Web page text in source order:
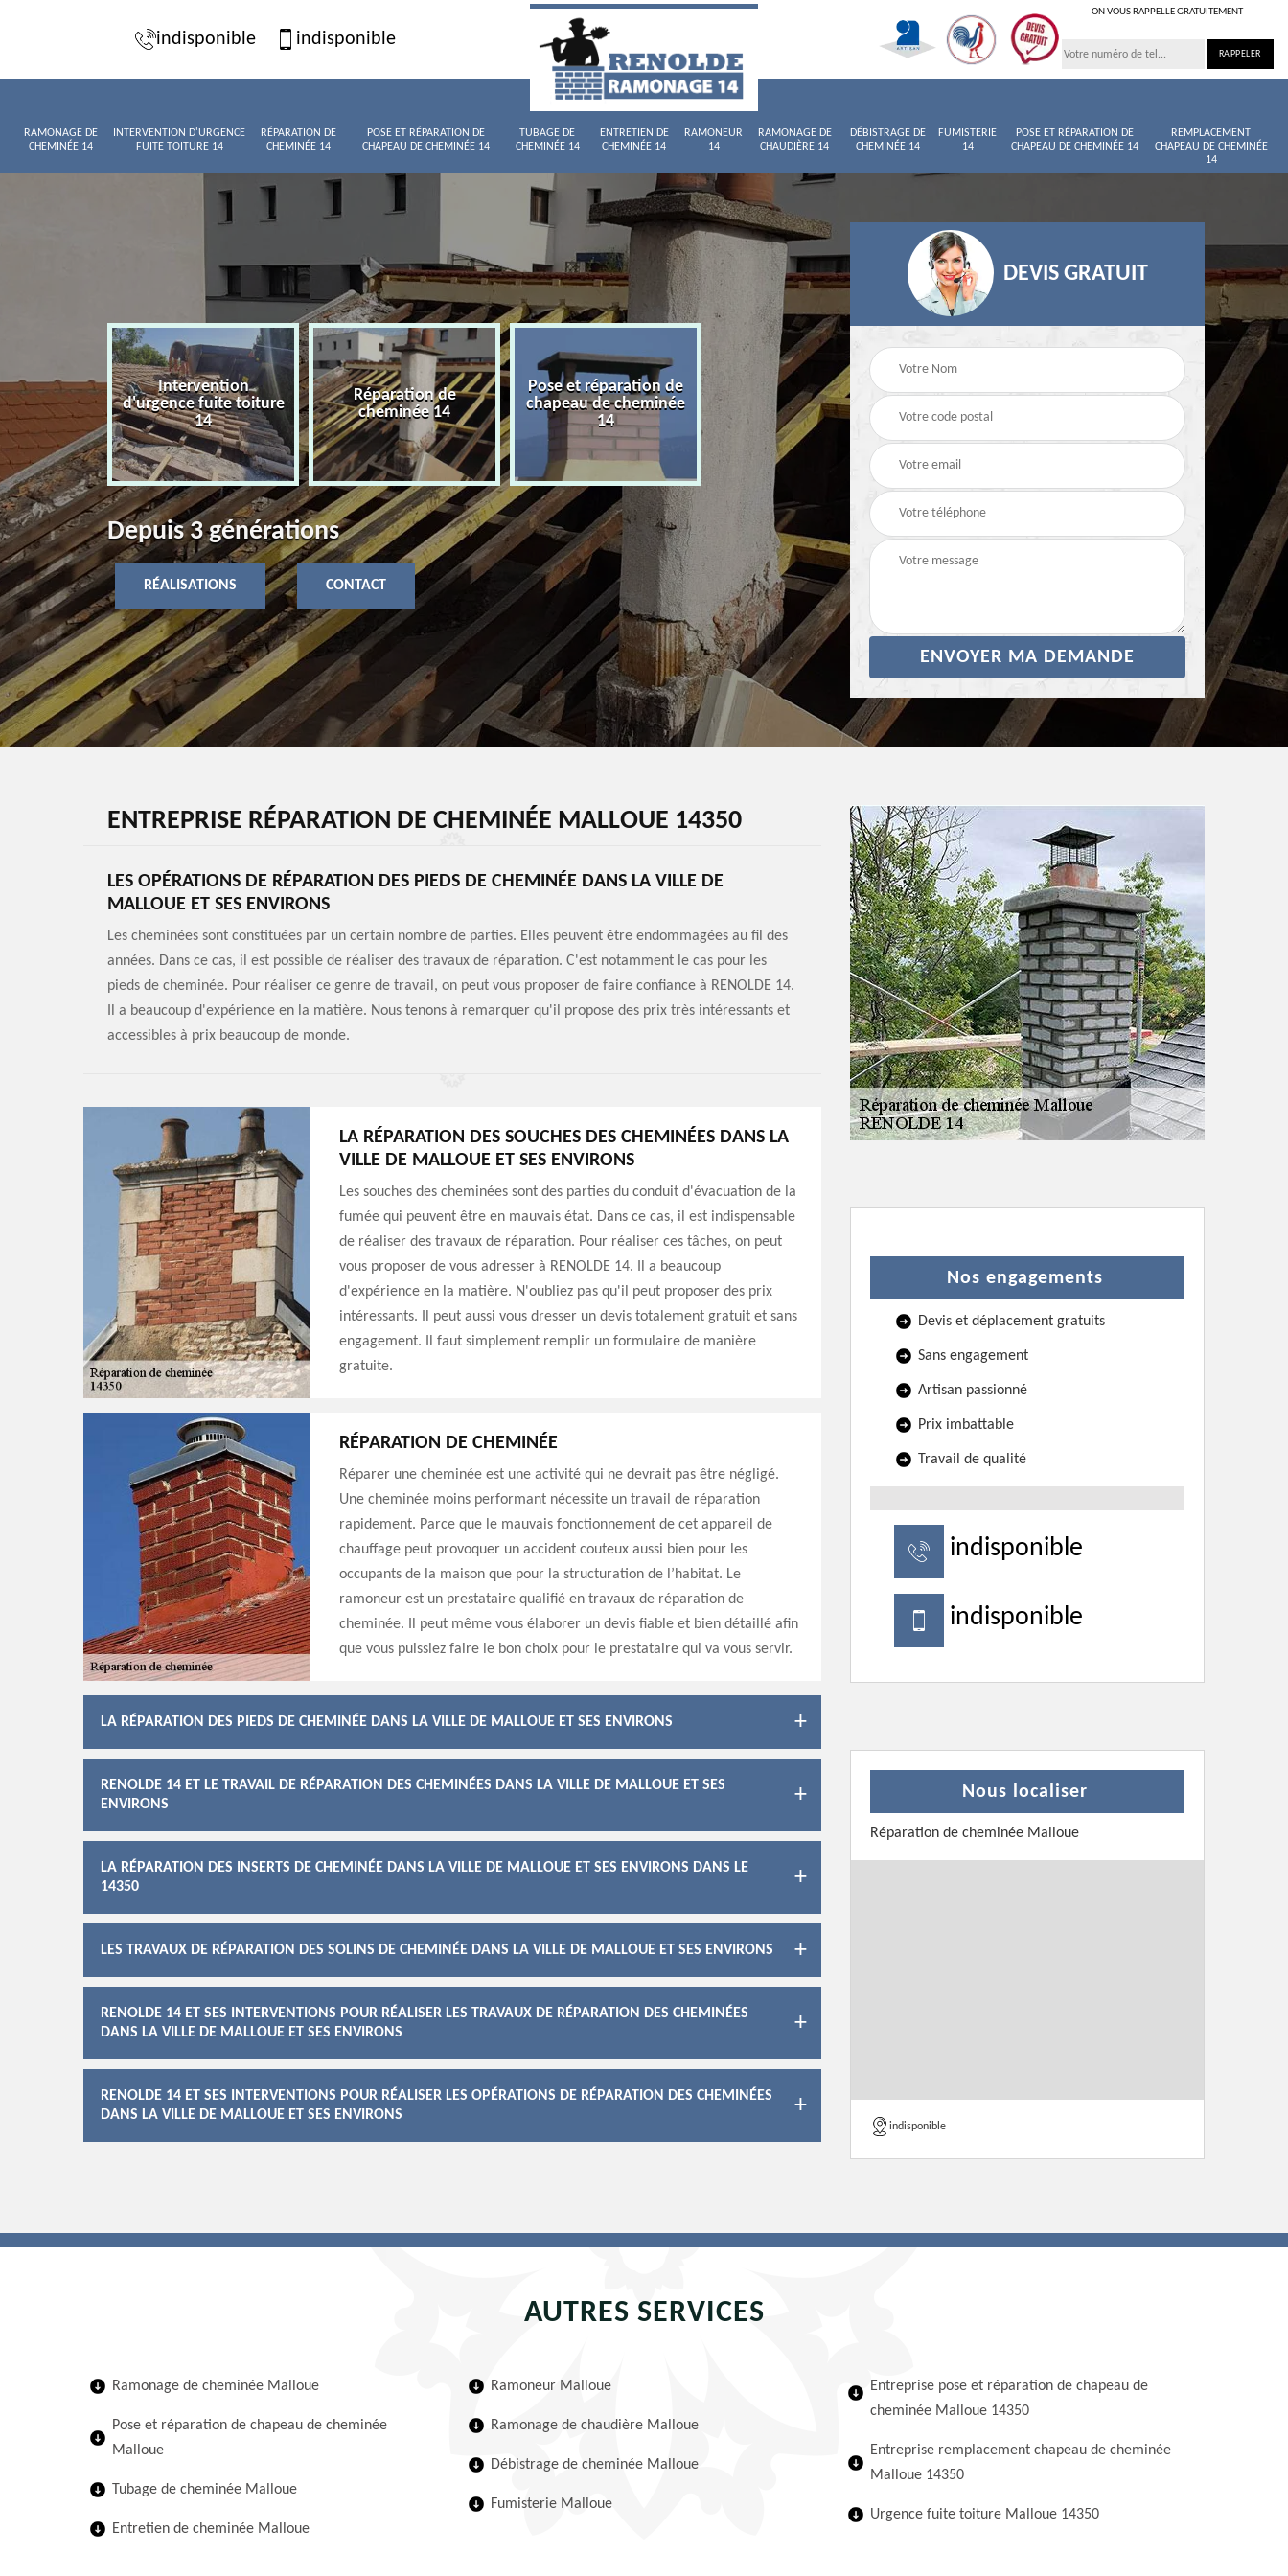
indisponible indisponible
ON VOUS RAPPELLE GRATUITEMENT
RAMONAGE DE
CHEMINÉE 14
INTERVENTION D'URGENCE
FUITE TOITURE 14
RÉPARATION DE
CHEMINÉE 14
POSE ET RÉPARATION DE
CHAPEAU DE CHEMINÉE 14
TUBAGE DE
CHEMINÉE 14
ENTRETIEN DE
CHEMINÉE 14
RAMONEUR
14
RAMONAGE DE
CHAUDIÈRE 14
DÉBISTRAGE DE
CHEMINÉE 14
FUMISTERIE
14
POSE ET RÉPARATION DE
CHAPEAU DE CHEMINÉE 14
REMPLACEMENT
CHAPEAU DE CHEMINÉE
14
de
14
Intervention
d'urgence fuite toiture
14
Réparation de
cheminée 14
Pose et réparation de
chapeau de cheminée
14
Tubage de cheminée
14
Entretien de cheminée
Ramoneur 14
Depuis 3 générations
RÉALISATIONS CONTACT
DEVIS GRATUIT
ENTREPRISE RÉPARATION DE CHEMINÉE MALLOUE 14350
LES OPÉRATIONS DE RÉPARATION DES PIEDS DE CHEMINÉE DANS LA VILLE DE
MALLOUE ET SES ENVIRONS
Les cheminées sont constituées par un certain nombre de parties. Elles peuvent être endommagées au fil des
années. Dans ce cas, il est possible de réaliser des travaux de réparation. C'est notamment le cas pour les
pieds de cheminée. Pour réaliser ce genre de travail, on peut vous proposer de faire confiance à RENOLDE 14.
Il a beaucoup d'expérience en la matière. Nous tenons à remarquer qu'il propose des prix très intéressants et
accessibles à prix beaucoup de monde.
LA RÉPARATION DES SOUCHES DES CHEMINÉES DANS LA
VILLE DE MALLOUE ET SES ENVIRONS
Les souches des cheminées sont des parties du conduit d'évacuation de la
fumée qui peuvent être en mauvais état. Dans ce cas, il est indispensable
de réaliser des travaux de réparation. Pour réaliser ces tâches, on peut
vous proposer de vous adresser à RENOLDE 14. Il a beaucoup
d'expérience en la matière. N'oubliez pas qu'il peut proposer des prix
intéressants. Il peut aussi vous dresser un devis totalement gratuit et sans
engagement. Il faut simplement remplir un formulaire de manière
gratuite.
RÉPARATION DE CHEMINÉE
Réparer une cheminée est une activité qui ne devrait pas être négligé.
Une cheminée moins performant nécessite un travail de réparation
rapidement. Parce que le mauvais fonctionnement de cet appareil de
chauffage peut provoquer un accident couteux aussi bien pour les
occupants de la maison que pour la structuration de l’habitat. Le
ramoneur est un prestataire qualifié en travaux de réparation de
cheminée. Il peut même vous élaborer un devis fiable et bien détaillé afin
que vous puissiez faire le bon choix pour le prestataire qui va vous servir.
LA RÉPARATION DES PIEDS DE CHEMINÉE DANS LA VILLE DE MALLOUE ET SES ENVIRONS
RENOLDE 14 ET LE TRAVAIL DE RÉPARATION DES CHEMINÉES DANS LA VILLE DE MALLOUE ET SES
ENVIRONS
LA RÉPARATION DES INSERTS DE CHEMINÉE DANS LA VILLE DE MALLOUE ET SES ENVIRONS DANS LE
14350
LES TRAVAUX DE RÉPARATION DES SOLINS DE CHEMINÉE DANS LA VILLE DE MALLOUE ET SES ENVIRONS
RENOLDE 14 ET SES INTERVENTIONS POUR RÉALISER LES TRAVAUX DE RÉPARATION DES CHEMINÉES
DANS LA VILLE DE MALLOUE ET SES ENVIRONS
RENOLDE 14 ET SES INTERVENTIONS POUR RÉALISER LES OPÉRATIONS DE RÉPARATION DES CHEMINÉES
DANS LA VILLE DE MALLOUE ET SES ENVIRONS
Nos engagements
Devis et déplacement gratuits
Sans engagement
Artisan passionné
Prix imbattable
Travail de qualité
indisponible
indisponible
Nous localiser
Réparation de cheminée Malloue
indisponible
AUTRES SERVICES
Ramonage de cheminée Malloue
Pose et réparation de chapeau de cheminée
Malloue
Tubage de cheminée Malloue
Entretien de cheminée Malloue
Ramoneur Malloue
Ramonage de chaudière Malloue
Débistrage de cheminée Malloue
Fumisterie Malloue
Entreprise pose et réparation de chapeau de
cheminée Malloue 14350
Entreprise remplacement chapeau de cheminée
Malloue 14350
Urgence fuite toiture Malloue 14350